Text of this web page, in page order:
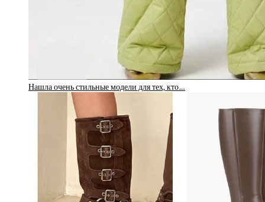
Нашла очень стильные модели для тех, кто…